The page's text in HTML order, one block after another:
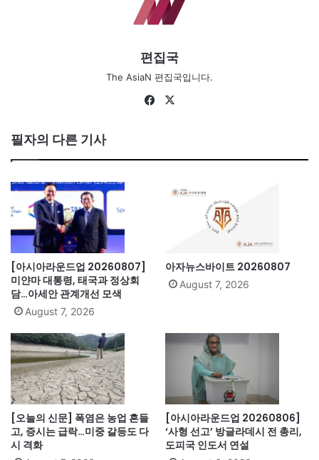
편집국
The AsiaN 편집국입니다.
Facebook
필자의 다른 기사
[아시아라운드업 20260807]
미얀마 대통령, 태국과 정상회
담…아세안 관계개선 모색
August 7, 2026
아자뉴스바이트 20260807
August 7, 2026
[오늘의 신문] 폭염은 농업 흔들
고, 증시는 급락…미중 갈등도 다
시 격화
[아시아라운드업 20260806]
‘사형 선고’ 방글라데시 전 총리,
도피국 인도서 연설